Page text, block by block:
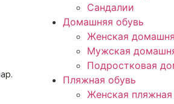
Сандалии
Домашняя обувь
Женская
Мужская
Подростковая
Пляжная обувь
Женская пляжная